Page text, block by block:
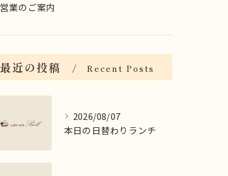
営業のご案内
最近の投稿 Recent Posts
2026/08/07
本日の日替わりランチ